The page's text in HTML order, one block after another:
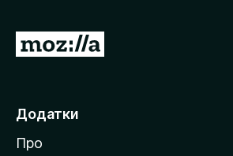
П
е
й
т
Додатки
Про